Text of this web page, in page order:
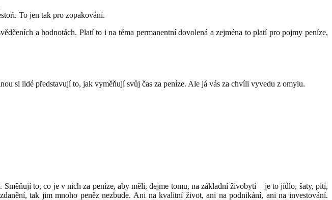
To jen tak pro zopakování.
a hodnotách. Platí to i na téma permanentní dovolená a zejména to platí pro pojmy peníze,
si lidé představují to, jak vyměňují svůj čas za peníze. Ale já vás za chvíli vyvedu z omylu.
to, co je v nich za peníze, aby měli, dejme tomu, na základní živobytí – je to jídlo, šaty, pití,
tak jim mnoho peněz nezbude. Ani na kvalitní život, ani na podnikání, ani na investování.